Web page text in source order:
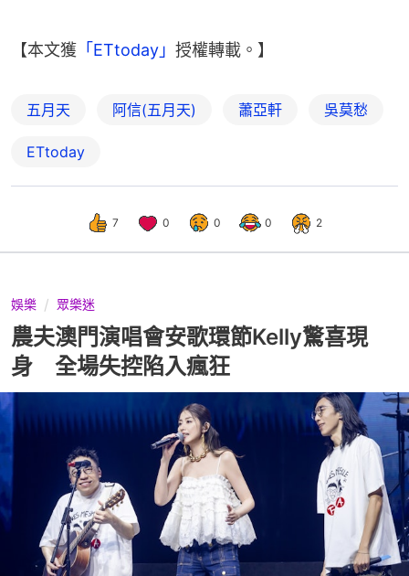
【本文獲 「ETtoday」 授權轉載。】
五月天 阿信(五月天) 蕭亞軒 吳莫愁
ETtoday
7 0 0 0 2
娛樂 眾樂迷
農夫澳門演唱會安歌環節Kelly驚喜現
身 全場失控陷入瘋狂